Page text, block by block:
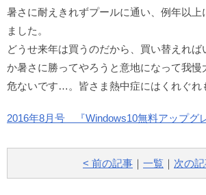
暑さに耐えきれずプールに通い、例年以上
ました。
どうせ来年は買うのだから、買い替えれ
か暑さに勝ってやろうと意地になって我慢
危ないです…。皆さま熱中症にはくれぐれ
2016年8月号 『Windows10無料アップグ
< 前の記事 ｜ 一覧 ｜ 次の